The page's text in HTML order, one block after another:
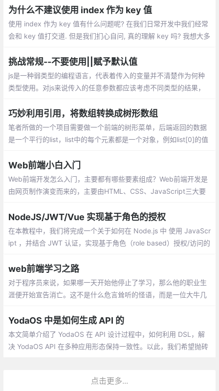
为什么不建议使用 index 作为 key 值
使用 index 作为 key 值有什么问题呢? 在我们日常开发中我们经常
会和 key 值打交道. 但是我们扪心自问, 真的理解 key 吗? 我想大多
挑战常规--不要使用||赋予默认值
js是一种弱类型的编程语言，代表着传入的变量并不清楚作为何种
类型使用。对js来说传入的任意参数都应该考虑不同类型的结果，
功能完全错误的
巧妙利用引用，将数组转换成树形数组
笔者所做的一个项目需要做一个前端的树形菜单，后端返回的数据
是一个平行的list，list中的每个元素都是一个对象，例如list[0]的值
的菜单可以无限级嵌套
Web前端小白入门
Web前端开发怎么入门，主要都有哪些要素组成？Web前端开发是
由网页制作演变而来的，主要由HTML、CSS、JavaScript三大要
面就给大家简单介绍一下。
NodeJS/JWT/Vue 实现基于角色的授权
在本教程中，我们将完成一个关于如何在 Node.js 中 使用 JavaScr
ipt ，并结合 JWT 认证，实现基于角色（role based）授权/访问的
的授权
web前端学习之路
对于程序员来说，如果哪一天开始他停止了学习，那么他的职业生
涯便开始宣告消亡。这不是什么危言耸听的怪语，而是一位大牛几
YodaOS 中是如何生成 API 的
本文简单介绍了 YodaOS 在 API 设计过程中，如何利用 DSL，解
决 YodaOS API 在多种应用形态保持一致性。以此，我们希望抛砖
点击更多...